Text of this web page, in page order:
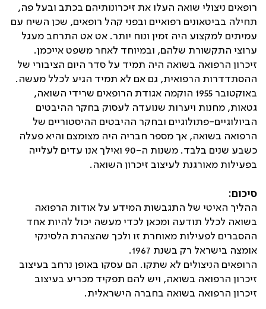
רופאים ניצולי שואה העלו את זיכרונותיהם בכתב ובעל פה,
תחילה בביטאונים רפואיים ובפני קהל רופאים, שכן השיח עם
עמיתים למקצוע היה זמין ונוח יותר. אט אט התרחב מעגל
ערוצי התקשורת שלהם, ובמיוחד לאחר משפט אייכמן.
זיכרון הרפואה בשואה היה תמיד על סדר היום הציבורי של
ההסתדדרות הרפואית, גם אם לא תמיד הגיע לכלל מעשה.
באוקטובר 1955 הוקמה אגודת הרופאים שרידי השואה,
גטאות, מחנות ויערות שנועדה לעסוק בחקר ההיבטים
הביולוגיים-פתולוגיים ובחקר ההיבטים ההיסטוריים של
הרפואה בשואה, אך מספר חבריה היה מצומצם והיא פעלה
כשבע שנים בלבד. משנות ה-90 ואילך אנו עדים לעלייה
בפעילות מאורגנת לעיצוב זיכרון השואה.
סיכום:
ההליך האיטי של התגבשות המידע על אודות הרפואה
בשואה לכלל תודעה ומכאן לכדי מעשה יכול להיות אחד
ההסברים לפעילות מאוחרת זו ולכך שהצהרת הלסינקי
אומצה בישראל רק בשנת 1967.
הרופאים הניצולים לא שתקו. הם עסקו באופן נרחב בעיצוב
זיכרון הרפואה בשואה, ויש להם תפקיד מכריע בעיצוב
זיכרון הרפואה בשואה בחברה הישראלית.